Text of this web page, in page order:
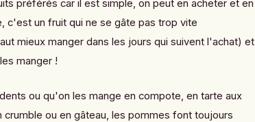
préférés car il est simple, on peut en acheter et en
c'est un fruit qui ne se gâte pas trop vite
mieux manger dans les jours qui suivent l'achat) et
manger !
ou qu'on les mange en compote, en tarte aux
crumble ou en gâteau, les pommes font toujours